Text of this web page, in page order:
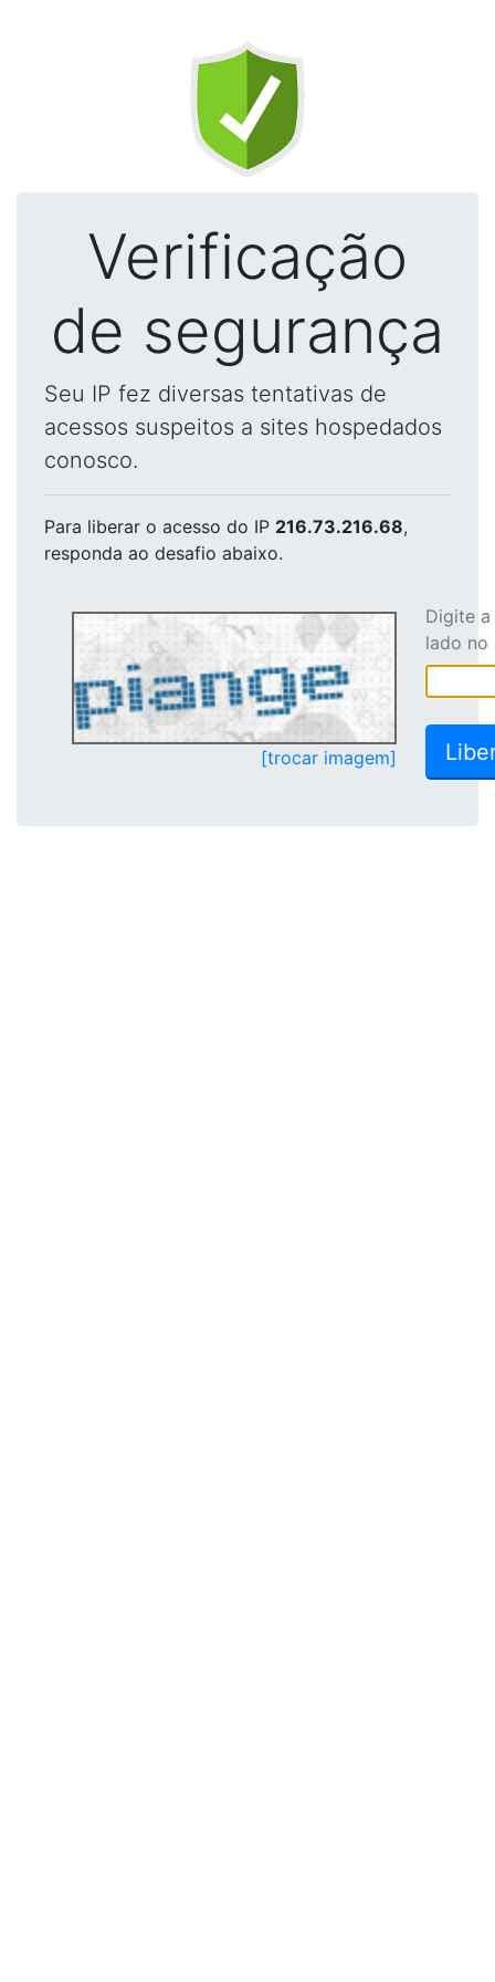
Verificação
de segurança
Seu IP fez diversas tentativas de
acessos suspeitos a sites hospedados
conosco.
Para liberar o acesso do IP 216.73.216.68,
responda ao desafio abaixo.
[trocar imagem]
Digite
lado no